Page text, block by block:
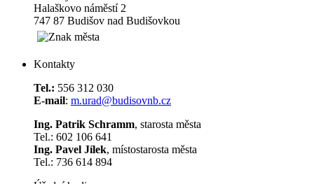
Halaškovo náměstí 2
747 87 Budišov nad Budišovkou
Kontakty
Tel.: 556 312 030
E-mail: m.urad@budisovnb.cz
Ing. Patrik Schramm, starosta města
Tel.: 602 106 641
Ing. Pavel Jílek, místostarosta města
Tel.: 736 614 894